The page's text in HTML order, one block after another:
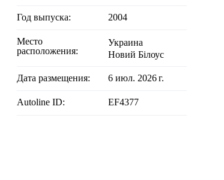
Год выпуска: 2004
Место
расположения:
Украина
Новий Білоус
Дата размещения: 6 июл. 2026 г.
Autoline ID: EF4377